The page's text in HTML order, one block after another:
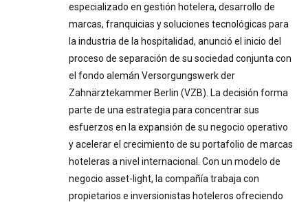
especializado en gestión hotelera, desarrollo de
marcas, franquicias y soluciones tecnológicas para
la industria de la hospitalidad, anunció el inicio del
proceso de separación de su sociedad conjunta con
el fondo alemán Versorgungswerk der
Zahnärztekammer Berlin (VZB). La decisión forma
parte de una estrategia para concentrar sus
esfuerzos en la expansión de su negocio operativo
y acelerar el crecimiento de su portafolio de marcas
hoteleras a nivel internacional. Con un modelo de
negocio asset-light, la compañía trabaja con
propietarios e inversionistas hoteleros ofreciendo